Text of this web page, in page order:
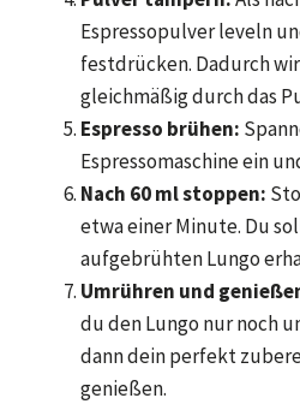
Espressopulver leveln
festdrücken. Dadurch
gleichmäßig durch das
Espresso brühen:
Espressomaschine ein
Nach 60 ml stoppen:
etwa einer Minute. Du
aufgebrühten Lungo
Umrühren und
du den Lungo nur noch
dann dein perfekt
genießen.